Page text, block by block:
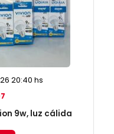
20:40 hs
9w, luz cálida